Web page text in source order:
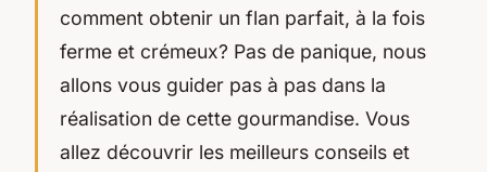
comment obtenir un flan parfait, à la fois
ferme et crémeux? Pas de panique, nous
allons vous guider pas à pas dans la
réalisation de cette gourmandise. Vous
allez découvrir les meilleurs conseils et